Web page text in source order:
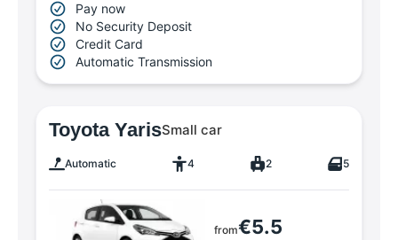
Pay now
No Security Deposit
Credit Card
Automatic Transmission
Toyota YarisSmall car
Automatic 4 2 5
from€5.5